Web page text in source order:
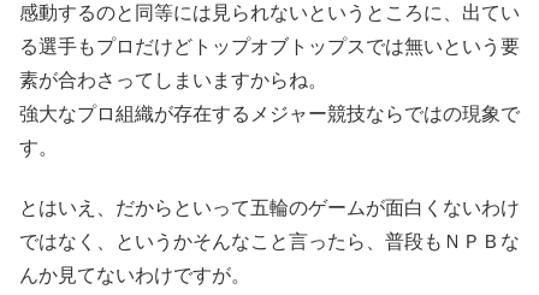
感動するのと同等には見られないというところに、出てい
る選手もプロだけどトップオブトップスでは無いという要
素が合わさってしまいますからね。
強大なプロ組織が存在するメジャー競技ならではの現象で
す。
とはいえ、だからといって五輪のゲームが面白くないわけ
ではなく、というかそんなこと言ったら、普段もＮＰＢな
んか見てないわけですが。